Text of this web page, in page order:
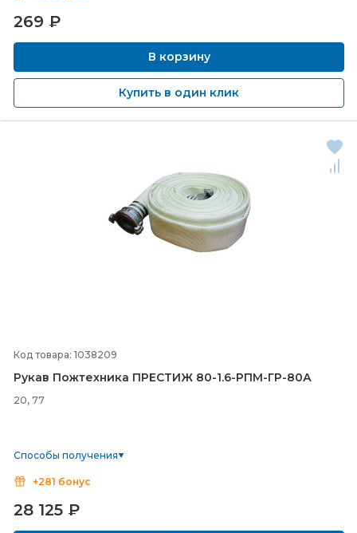
269 ₽
В корзину
Купить в один клик
Код товара: 1038209
Рукав Пожтехника ПРЕСТИЖ 80-1.6-РПМ-ГР-80А
20, 77
Способы получения
+281 бонус
28 125 ₽